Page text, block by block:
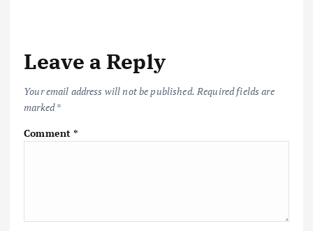
Leave a Reply
Your email address will not be published. Required fields are
marked*
Comment*